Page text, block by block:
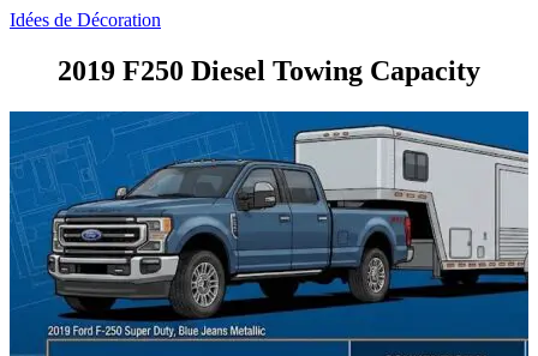
Idées de Décoration
2019 F250 Diesel Towing Capacity